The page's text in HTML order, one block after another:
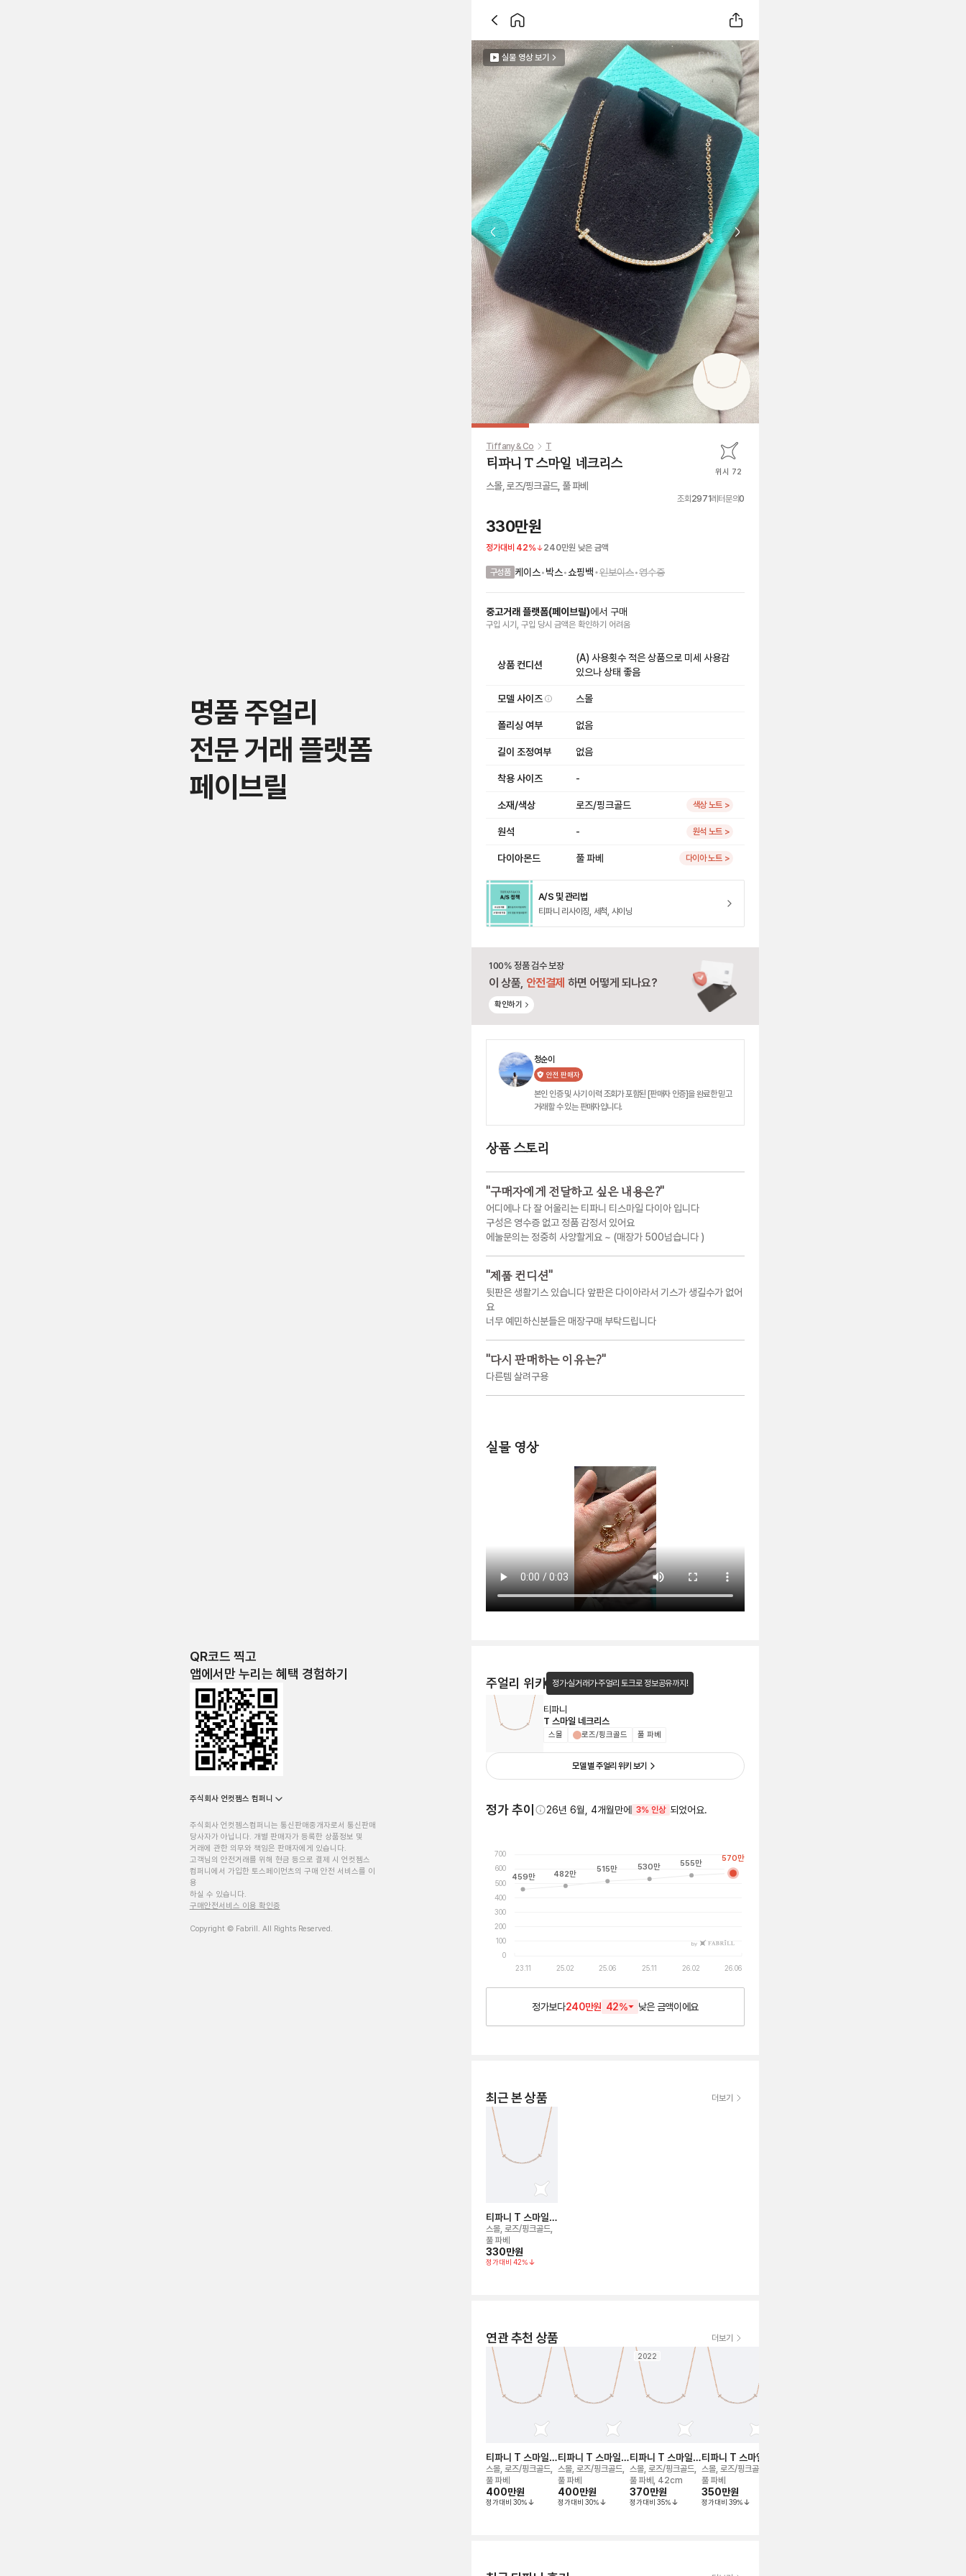
명품 주얼리
전문 거래 플랫폼
페이브릴
QR코드 찍고
앱에서만 누리는 혜택 경험하기
주식회사 언컷젬스 컴퍼니
주식회사 언컷젬스컴퍼니는 통신판매중개자로서 통신판매
당사자가 아닙니다. 개별 판매자가 등록한 상품정보 및
거래에 관한 의무와 책임은 판매자에게 있습니다.
고객님의 안전거래를 위해 현금 등으로 결제 시 언컷젬스
컴퍼니에서 가입한 토스페이먼츠의 구매 안전 서비스를 이
용
하실 수 있습니다.
구매안전서비스 이용 확인증
Copyright © Fabrill. All Rights Reserved.
실물 영상 보기
Previous slide Next slide
Tiffany & Co T
티파니 T 스마일 네크리스 위시 72
스몰, 로즈/핑크골드, 풀 파베
조회 2971레터문의0
330만원
정가대비 42% 240만원 낮은 금액
구성품 케이스•박스•쇼핑백•인보이스•영수증
중고거래 플랫폼(페이브릴)에서 구매
구입 시기, 구입 당시 금액은 확인하기 어려움
상품 컨디션
(A) 사용횟수 적은 상품으로 미세 사용감
있으나 상태 좋음
모델 사이즈 스몰
폴리싱 여부 없음
길이 조정여부 없음
착용 사이즈 -
소재/색상 로즈/핑크골드 색상 노트 >
원석 - 원석 노트 >
다이아몬드 풀 파베 다이아 노트 >
A/S 및 관리법
티파니 리사이징, 세척, 샤이닝
100% 정품 검수 보장
이 상품, 안전결제 하면 어떻게 되나요?
확인하기
청순이
안전 판매자
본인 인증 및 사기 이력 조회가 포함된 [판매자 인증]을 완료한 믿고
거래할 수 있는 판매자입니다.
상품 스토리
"구매자에게 전달하고 싶은 내용은?"
어디에나 다 잘 어울리는 티파니 티스마일 다이아 입니다
구성은 영수증 없고 정품 감정서 있어요
에눌문의는 정중히 사양할게요 ~ (매장가 500넘습니다 )
"제품 컨디션"
뒷판은 생활기스 있습니다 앞판은 다이아라서 기스가 생길수가 없어
요
너무 예민하신분들은 매장구매 부탁드립니다
"다시 판매하는 이유는?"
다른템 살려구용
실물 영상
주얼리 위키 정가·실거래가·주얼리 토크로 정보공유까지!
티파니
T 스마일 네크리스
스몰 로즈/핑크골드 풀 파베
모델 별 주얼리 위키 보기
정가 추이 26년 6월, 4개월만에 3% 인상 되었어요.
0
100
200
300
400
500
600
700
23.11 25.02 25.06 25.11 26.02 26.06
by
459만 482만
515만 530만 555만
570만
정가보다240만원 42% 낮은금액이에요
최근 본 상품 더보기
티파니 T 스마일
네크리스
스몰, 로즈/핑크골드,
풀 파베
330만원
정가대비 42%
연관 추천 상품 더보기
티파니 T 스마일
네크리스
스몰, 로즈/핑크골드,
풀 파베
400만원
정가대비 30%
티파니 T 스마일
네크리스
스몰, 로즈/핑크골드,
풀 파베
400만원
정가대비 30%
2022
티파니 T 스마일
네크리스
스몰, 로즈/핑크골드,
풀 파베, 42cm
370만원
정가대비 35%
티파니 T 스마일
네크리스
스몰, 로즈/핑크골드,
풀 파베
350만원
정가대비 39%